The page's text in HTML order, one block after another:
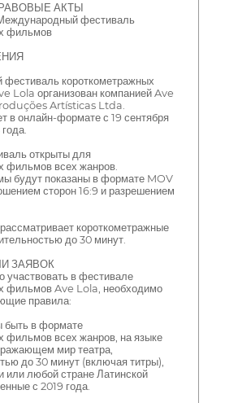
АКТЫ
фестиваль
фильмов
короткометражных
Lola организован компанией Ave
Artísticas Ltda.
в онлайн-формате с 19 сентября
открыты для
фильмов всех жанров.
будут показаны в формате MOV
сторон 16:9 и разрешением
короткометражные
до 30 минут.
ЗАЯВОК
участвовать в фестивале
фильмов Ave Lola, необходимо
правила:
в формате
фильмов всех жанров, на языке
мир театра,
до 30 минут (включая титры),
или любой стране Латинской
с 2019 года.